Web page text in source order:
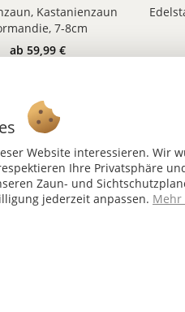
Kastanienzaun
7-8cm
Lattenabstand
ab 59,99 €
Website interessieren. Wir
Ihre Privatsphäre
Zaun- und
jederzeit anpassen. Mehr